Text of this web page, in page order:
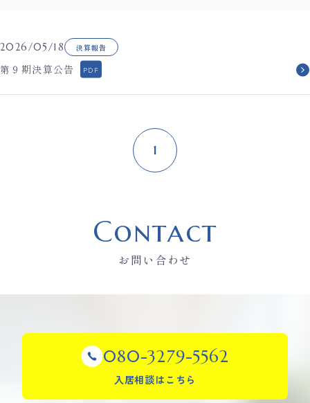
2026/05/18 決算報告
第９期決算公告
1
Contact
お問い合わせ
080-3279-5562
入居相談はこちら